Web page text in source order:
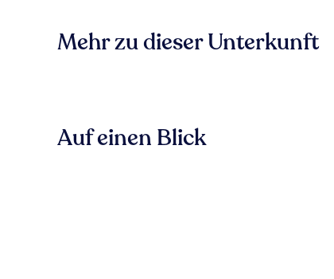
Mehr zu dieser Unterkunft
Auf einen Blick